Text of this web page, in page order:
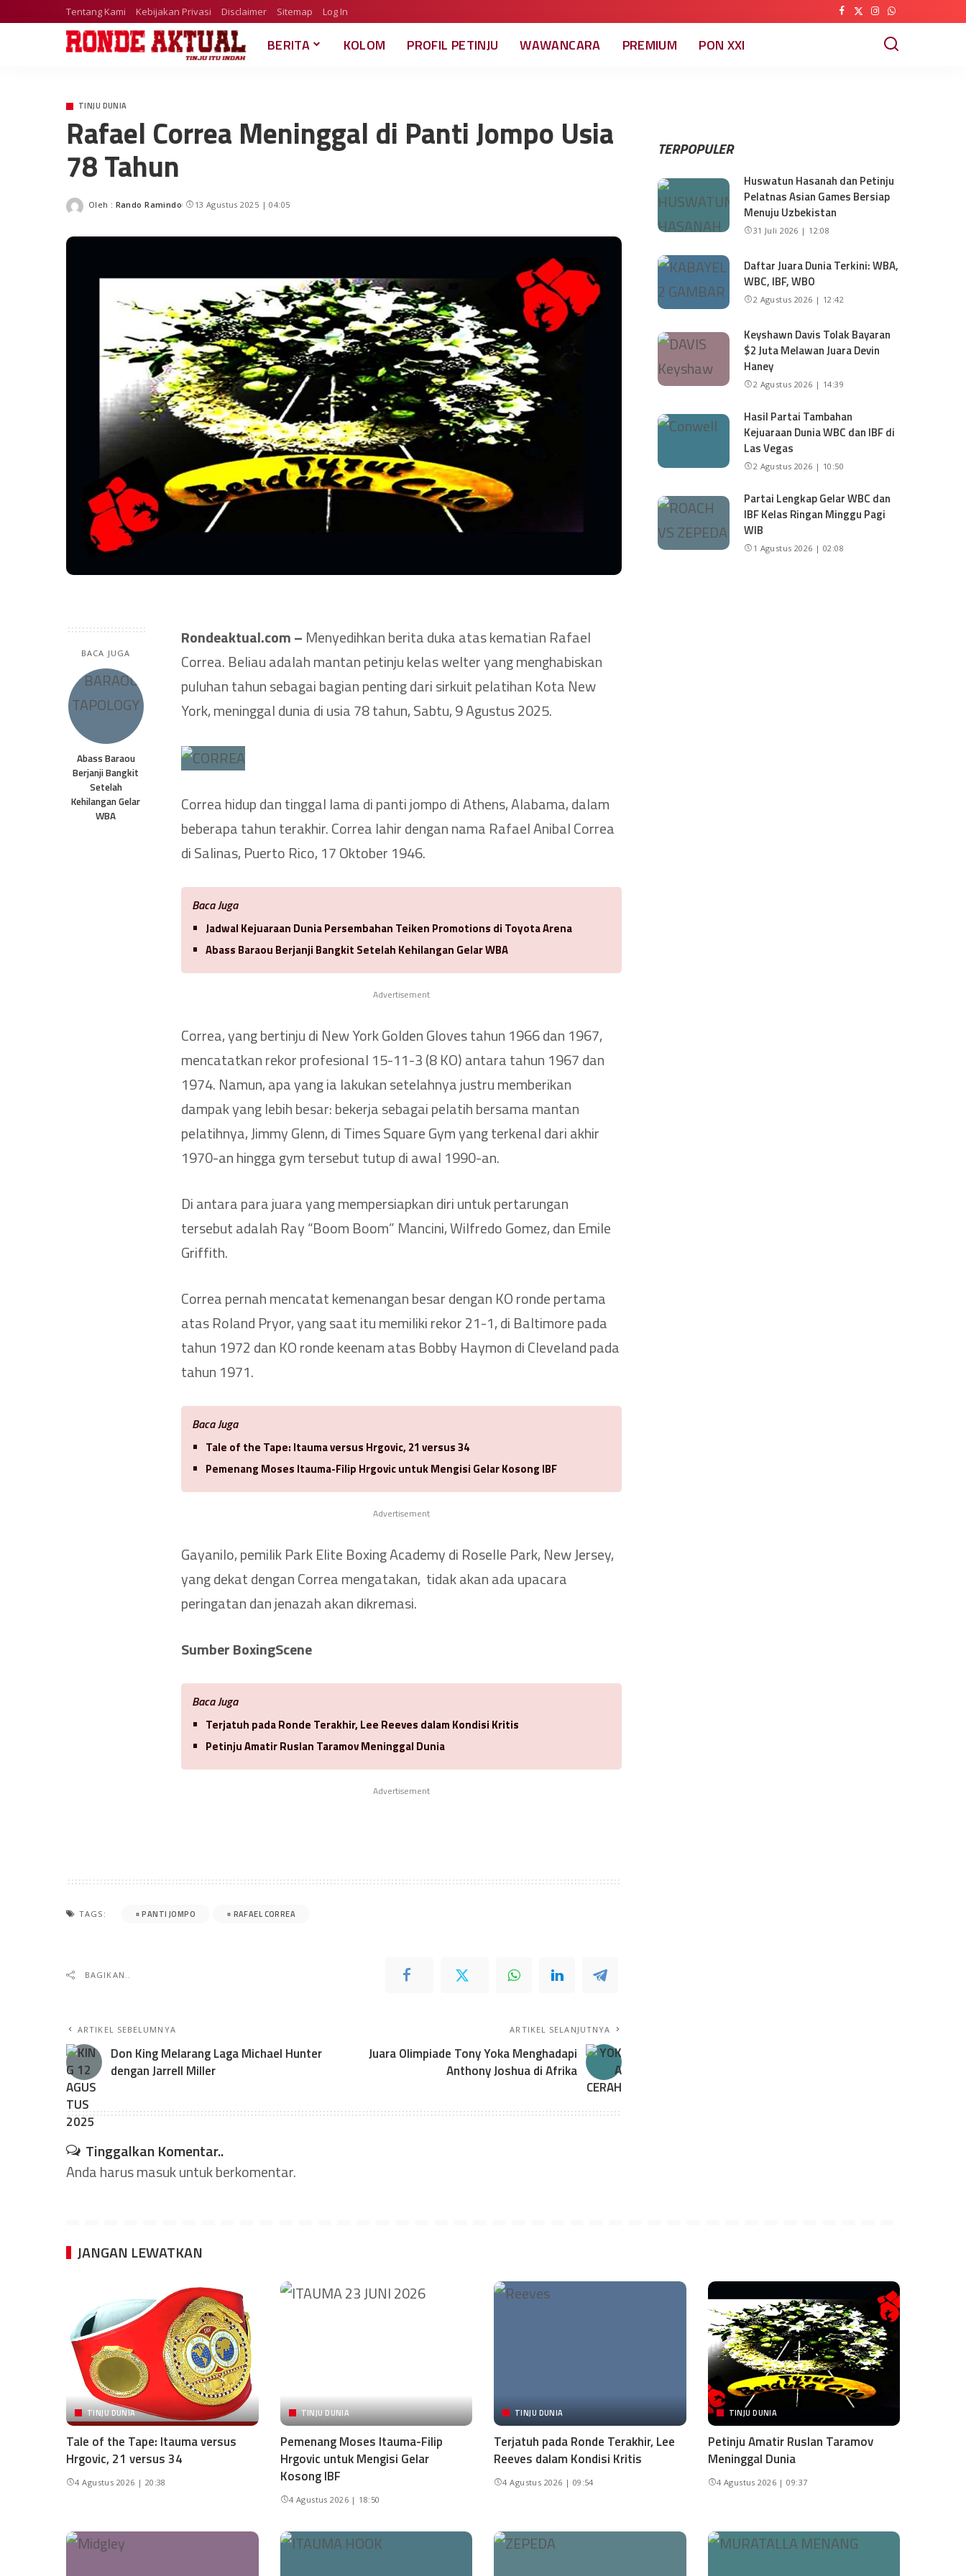
Tentang Kami Kebijakan Privasi Disclaimer Sitemap Log In
BERITA KOLOM PROFIL PETINJU WAWANCARA PREMIUM PON XXI
TINJU DUNIA
Rafael Correa Meninggal di Panti Jompo Usia
78 Tahun
Oleh : Rando Ramindo 13 Agustus 2025 | 04:05
BACA JUGA
Abass Baraou
Berjanji Bangkit
Setelah
Kehilangan Gelar
WBA
Rondeaktual.com – Menyedihkan berita duka atas kematian Rafael
Correa. Beliau adalah mantan petinju kelas welter yang menghabiskan
puluhan tahun sebagai bagian penting dari sirkuit pelatihan Kota New
York, meninggal dunia di usia 78 tahun, Sabtu, 9 Agustus 2025.
Correa hidup dan tinggal lama di panti jompo di Athens, Alabama, dalam
beberapa tahun terakhir. Correa lahir dengan nama Rafael Anibal Correa
di Salinas, Puerto Rico, 17 Oktober 1946.
Baca Juga
Jadwal Kejuaraan Dunia Persembahan Teiken Promotions di Toyota Arena
Abass Baraou Berjanji Bangkit Setelah Kehilangan Gelar WBA
Advertisement
Correa, yang bertinju di New York Golden Gloves tahun 1966 dan 1967,
mencatatkan rekor profesional 15-11-3 (8 KO) antara tahun 1967 dan
1974. Namun, apa yang ia lakukan setelahnya justru memberikan
dampak yang lebih besar: bekerja sebagai pelatih bersama mantan
pelatihnya, Jimmy Glenn, di Times Square Gym yang terkenal dari akhir
1970-an hingga gym tersebut tutup di awal 1990-an.
Di antara para juara yang mempersiapkan diri untuk pertarungan
tersebut adalah Ray “Boom Boom” Mancini, Wilfredo Gomez, dan Emile
Griffith.
Correa pernah mencatat kemenangan besar dengan KO ronde pertama
atas Roland Pryor, yang saat itu memiliki rekor 21-1, di Baltimore pada
tahun 1972 dan KO ronde keenam atas Bobby Haymon di Cleveland pada
tahun 1971.
Baca Juga
Tale of the Tape: Itauma versus Hrgovic, 21 versus 34
Pemenang Moses Itauma-Filip Hrgovic untuk Mengisi Gelar Kosong IBF
Advertisement
Gayanilo, pemilik Park Elite Boxing Academy di Roselle Park, New Jersey,
yang dekat dengan Correa mengatakan, tidak akan ada upacara
peringatan dan jenazah akan dikremasi.
Sumber BoxingScene
Baca Juga
Terjatuh pada Ronde Terakhir, Lee Reeves dalam Kondisi Kritis
Petinju Amatir Ruslan Taramov Meninggal Dunia
Advertisement
TAGS: PANTI JOMPO RAFAEL CORREA
BAGIKAN..
ARTIKEL SEBELUMNYA
Don King Melarang Laga Michael Hunter
dengan Jarrell Miller
ARTIKEL SELANJUTNYA
Juara Olimpiade Tony Yoka Menghadapi
Anthony Joshua di Afrika
Tinggalkan Komentar..
Anda harusmasukuntuk berkomentar.
TERPOPULER
Huswatun Hasanah dan Petinju
Pelatnas Asian Games Bersiap
Menuju Uzbekistan
31 Juli 2026 | 12:08
Daftar Juara Dunia Terkini: WBA,
WBC, IBF, WBO
2 Agustus 2026 | 12:42
Keyshawn Davis Tolak Bayaran
$2 Juta Melawan Juara Devin
Haney
2 Agustus 2026 | 14:39
Hasil Partai Tambahan
Kejuaraan Dunia WBC dan IBF di
Las Vegas
2 Agustus 2026 | 10:50
Partai Lengkap Gelar WBC dan
IBF Kelas Ringan Minggu Pagi
WIB
1 Agustus 2026 | 02:08
JANGAN LEWATKAN
TINJU DUNIA
Tale of the Tape: Itauma versus
Hrgovic, 21 versus 34
4 Agustus 2026 | 20:38
TINJU DUNIA
Pemenang Moses Itauma-Filip
Hrgovic untuk Mengisi Gelar
Kosong IBF
4 Agustus 2026 | 18:50
TINJU DUNIA
Terjatuh pada Ronde Terakhir, Lee
Reeves dalam Kondisi Kritis
4 Agustus 2026 | 09:54
TINJU DUNIA
Petinju Amatir Ruslan Taramov
Meninggal Dunia
4 Agustus 2026 | 09:37